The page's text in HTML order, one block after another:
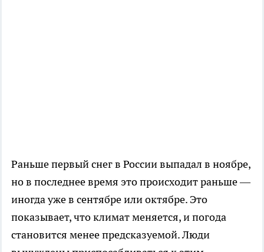
Раньше первый снег в России выпадал в ноябре,
но в последнее время это происходит раньше —
иногда уже в сентябре или октябре. Это
показывает, что климат меняется, и погода
становится менее предсказуемой. Люди